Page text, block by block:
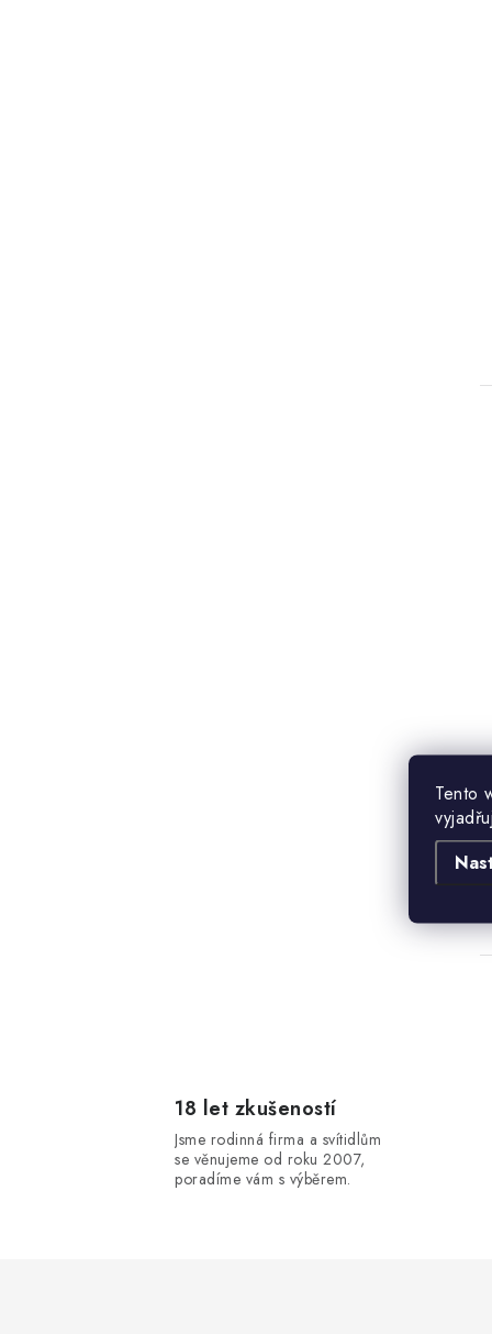
Tento
18 let zkušeností
Jsme rodinná firma a svítidlům
se věnujeme od roku 2007,
poradíme vám s výběrem.